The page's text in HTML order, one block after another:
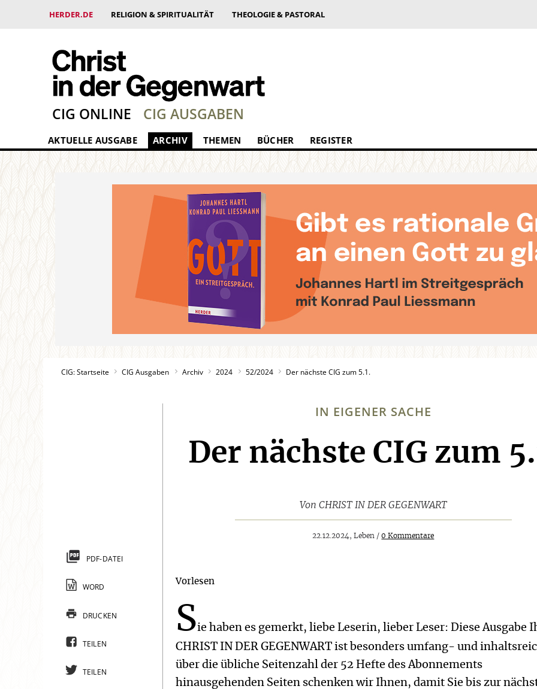
HERDER.DE RELIGION & SPIRITUALITÄT THEOLOGIE & PASTORAL
CIG ONLINE CIG AUSGABEN
AKTUELLE AUSGABE ARCHIV THEMEN BÜCHER REGISTER
CIG: Startseite CIG Ausgaben Archiv 2024 52/2024 Der nächste CIG zum 5.1.
IN EIGENER SACHE
:
Der nächste CIG zum
Von CHRIST IN DER GEGENWART
22.12.2024, Leben /0 Kommentare
Vorlesen
Sie haben es gemerkt, liebe Leserin, lieber Leser: Diese Ausgabe
CHRIST IN DER GEGENWART ist besonders umfang- und
über die übliche Seitenzahl der 52 Hefte des Abonnements
hinausgehenden Seiten schenken wir Ihnen, damit Sie bis zur
PDF-DATEI
WORD
DRUCKEN
TEILEN
TEILEN